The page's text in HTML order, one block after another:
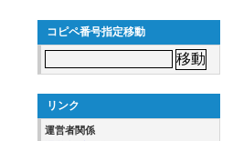
コピペ番号指定移動
リンク
運営者関係